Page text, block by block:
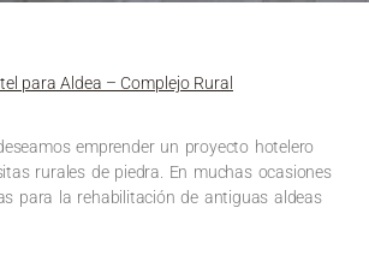
para Aldea – Complejo Rural
emprender un proyecto hotelero
rurales de piedra. En muchas ocasiones
para la rehabilitación de antiguas aldeas